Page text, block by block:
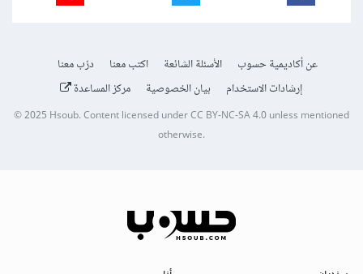
عن أكاديمية حسوب الأسئلة الشائعة اكتب معنا
درّب معنا
إرشادات الاستخدام
بيان الخصوصية مركز المساعدة
© 2025Hsoub.Content licensed underCC BY-NC-SA 4.0unless mentioned
otherwise.